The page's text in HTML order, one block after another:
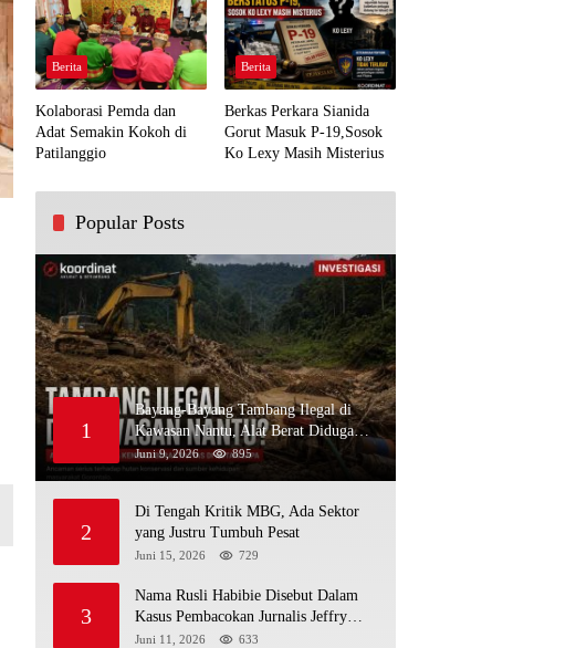
Panua
Berita
Kolaborasi Pemda dan
Adat Semakin Kokoh di
Patilanggio
Berita
Berkas Perkara Sianida
Gorut Masuk P-19,Sosok
Ko Lexy Masih Misterius
Popular Posts
1
Bayang-Bayang Tambang Ilegal di
Kawasan Nantu, Alat Berat Diduga
Kembali Menembus Hutan Sapa
Juni 9, 2026 895
2
Di Tengah Kritik MBG, Ada Sektor
yang Justru Tumbuh Pesat
Juni 15, 2026 729
3
Nama Rusli Habibie Disebut Dalam
Kasus Pembacokan Jurnalis Jeffry
Rumampuk
Juni 11, 2026 633